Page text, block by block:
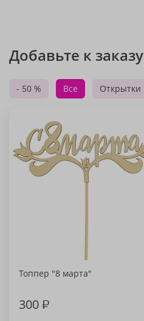
Добавьте к заказу
- 50 % Все Открытки
Топпер "8 марта"
300₽